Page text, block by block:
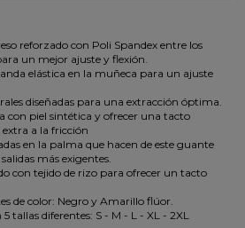
reforzado con Poli Spandex entre los
un mejor ajuste y flexión.
elástica en la muñeca para un ajuste
diseñadas para una extracción óptima.
con piel sintética y ofrecer una tacto
a la fricción
en la palma que hacen de este guante
más exigentes.
con tejido de rizo para ofrecer un tacto
de color: Negro y Amarillo flúor.
tallas diferentes: S - M - L - XL - 2XL